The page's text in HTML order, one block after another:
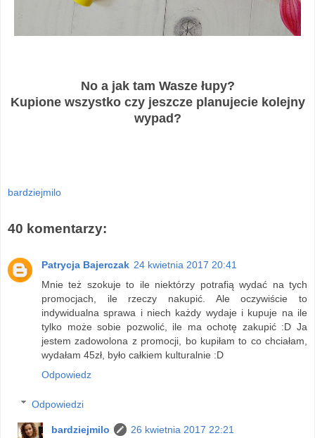
No a jak tam Wasze łupy?
Kupione wszystko czy jeszcze planujecie kolejny
wypad?
bardziejmilo
40 komentarzy:
Patrycja Bajerczak 24 kwietnia 2017 20:41
Mnie też szokuje to ile niektórzy potrafią wydać na tych
promocjach, ile rzeczy nakupić. Ale oczywiście to
indywidualna sprawa i niech każdy wydaje i kupuje na ile
tylko może sobie pozwolić, ile ma ochotę zakupić :D Ja
jestem zadowolona z promocji, bo kupiłam to co chciałam,
wydałam 45zł, było całkiem kulturalnie :D
Odpowiedz
Odpowiedzi
bardziejmilo
26 kwietnia 2017 22:21